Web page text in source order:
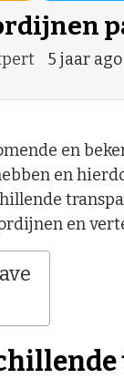
5 jaar ago
en
en
en